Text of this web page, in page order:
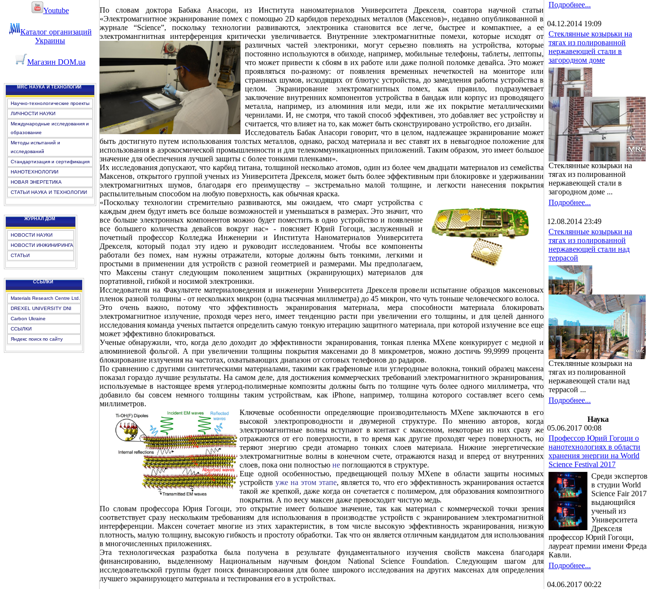
Youtube
Каталог организаций
Украины
Магазин DOM.ua
MRC НАУКА И ТЕХНОЛОГИИ
Научно-технологические проекты
ЛИЧНОСТИ НАУКИ
Международные исследования и
образование
Методы испытаний и
исследований
Стандартизация и сертификация
НАНОТЕХНОЛОГИИ
НОВАЯ ЭНЕРГЕТИКА
СТАТЬИ НАУКА И ТЕХНОЛОГИИ
ЖУРНАЛ ДОМ
НОВОСТИ НАУКИ
НОВОСТИ ИНЖИНИРИНГА
СТАТЬИ
CCЫЛКИ
Materials Research Centre Ltd.
DREXEL UNIVERSITY DNI
Carbon Ukraine
ССЫЛКИ
Яндекс поиск по сайту
По словам доктора Бабака Анасори, из Института наноматериалов Университета Дрекселя, соавтора научной статьи
«Электромагнитное экранирование помех с помощью 2D карбидов переходных металлов (Максенов)», недавно опубликованной в
журнале “Science”, поскольку технологии развиваются, электроника становится все легче, быстрее и компактнее, а ее
электромангнитная интерференция критически увеличивается. Внутренние электромагнитные помехи, которые исходят от
различных частей электроники, могут серьезно повлиять на устройства, которые
постоянно используются в обиходе, например, мобильные телефоны, таблеты, лептопы,
что может привести к сбоям в их работе или даже полной поломке девайса. Это может
проявляться по-разному: от появления временных нечеткостей на мониторе или
странных шумов, исходящих от блютус устройства, до замедления работы устройства в
целом. Экранирование электромагнитных помех, как правило, подразумевает
заключение внутренних компонентов устройства в бандаж или корпус из проводящего
металла, например, из алюминия или меди, или же их покрытие металлическими
чернилами. И, не смотря, что такой способ эффективен, это добавляет вес устройству и
считается, что влияет на то, как может быть сконструировано устройство, его дизайн.
Исследователь Бабак Анасори говорит, что в целом, надлежащее экранирование может
быть достигнуто путем использования толстых металлов, однако, расход материала и вес ставят их в невыгодное положение для
использования в аэрокосмической промышленности и для телекоммуникационных приложений. Таким образом, это имеет большое
значение для обеспечения лучшей защиты с более тонкими пленками».
Их исследования допускают, что карбид титана, толщиной несколько атомов, один из более чем двадцати материалов из семейства
Максенов, открытого группой ученых из Университета Дрекселя, может быть более эффективным при блокировке и удерживании
электромагнитных шумов, благодаря его преимуществу – экстремально малой толщине, и легкости нанесения покрытия
распылительным способом на любую поверхность, как обычная краска.
«Поскольку технологии стремительно развиваются, мы ожидаем, что смарт устройства с
каждым днем будут иметь все больше возможностей и уменьшаться в размерах. Это значит, что
все больше электронных компонентов можно будет поместить в одно устройство и появление
все большего количества девайсов вокруг нас» - поясняет Юрий Гогоци, заслуженный и
почетный профессор Колледжа Инженерии и Института Наноматериалов Университета
Дрекселя, который подал эту идею и руководит исследованием. Чтобы все компоненты
работали без помех, нам нужны отражатели, которые должны быть тонкими, легкими и
простыми в применении для устройств с разной геометрией и размерами. Мы предполагаем,
что Максены станут следующим поколением защитных (экранирующих) материалов для
портативной, гибкой и носимой электроники.
Исследователи на Факультете материаловедения и инженерии Университета Дрекселя провели испытание образцов максеновых
пленок разной толщины - от нескольких микрон (одна тысячная миллиметра) до 45 микрон, что чуть тоньше человеческого волоса.
Это очень важно, потому что эффективность экранирования материала, мера способности материала блокировать
электромагнитное излучение, проходя через него, имеет тенденцию расти при увеличении его толщины, и для целей данного
исследования команда ученых пытается определить самую тонкую итерацию защитного материала, при которой излучение все еще
может эффективно блокироваться.
Ученые обнаружили, что, когда дело доходит до эффективности экранирования, тонкая пленка MXene конкурирует с медной и
алюминиевой фольгой. А при увеличении толщины покрытия максенами до 8 микрометров, можно достичь 99,9999 процента
блокирование излучения на частотах, охватывающих диапазон от сотовых телефонов до радаров.
По сравнению с другими синтетическими материалами, такими как графеновые или углеродные волокна, тонкий образец максена
показал гораздо лучшие результаты. На самом деле, для достижения коммерческих требований электромагнитного экранирования,
используемые в настоящее время углерод-полимерные композиты должны быть по толщине чуть более одного миллиметра, что
добавило бы совсем немного толщины таким устройствам, как iPhone, например, толщина которого составляет всего семь
миллиметров.
Ключевые особенности определяющие производительность MXene заключаются в его
высокой электропроводности и двумерной структуре. По мнению авторов, когда
электромагнитные волны вступают в контакт с максеном, некоторые из них сразу же
отражаются от его поверхности, в то время как другие проходят через поверхность, но
теряют энергию среди атомарно тонких слоев материала. Нижние энергетические
электромагнитные волны в конечном счете, отражаются назад и вперед от внутренних
слоев, пока они полностью не поглощаются в структуре.
Еще одной особенностью, предвещающей пользу MXene в области защиты носимых
устройств уже на этом этапе, является то, что его эффективность экранирования остается
такой же крепкой, даже когда он сочетается с полимером, для образования композитного
покрытия. А по весу максен даже превосходит чистую медь.
По словам профессора Юрия Гогоци, это открытие имеет большое значение, так как материал с коммерческой точки зрения
соответствует сразу нескольким требованиям для использования в производстве устройств с экранированием электромагнитной
интерференции. Максен сочетает многие из этих характеристик, в том числе высокую эффективность экранирования, низкую
плотность, малую толщину, высокую гибкость и простоту обработки. Так что он является отличным кандидатом для использования
в многочисленных приложениях.
Эта технологическая разработка была получена в результате фундаментального изучения свойств максена благодаря
финансированию, выделенному Национальным научным фондом National Science Foundation. Следующим шагом для
исследовательской группы будет поиск финансирования для более широкого исследования на других максенах для определения
лучшего экранирующего материала и тестирования его в устройствах.
Подробнее...
04.12.2014 19:09
Стеклянные козырьки на
тягах из полированной
нержавеющей стали в
загородном доме
Стеклянные козырьки на
тягах из полированной
нержавеющей стали в
загородном доме ...
Подробнее...
12.08.2014 23:49
Стеклянные козырьки на
тягах из полированной
нержавеющей стали над
террасой
Стеклянные козырьки на
тягах из полированной
нержавеющей стали над
террасой ...
Подробнее...
Наука
05.06.2017 00:08
Профессор Юрий Гогоци о
нанотехнологиях в области
хранения энергии на World
Science Festival 2017
Среди экспертов
в студии World
Science Fair 2017
выдающийся
ученый из
Университета
Дрекселя
профессор Юрий Гогоци,
лауреат премии имени Фреда
Кавли.
Подробнее...
04.06.2017 00:22